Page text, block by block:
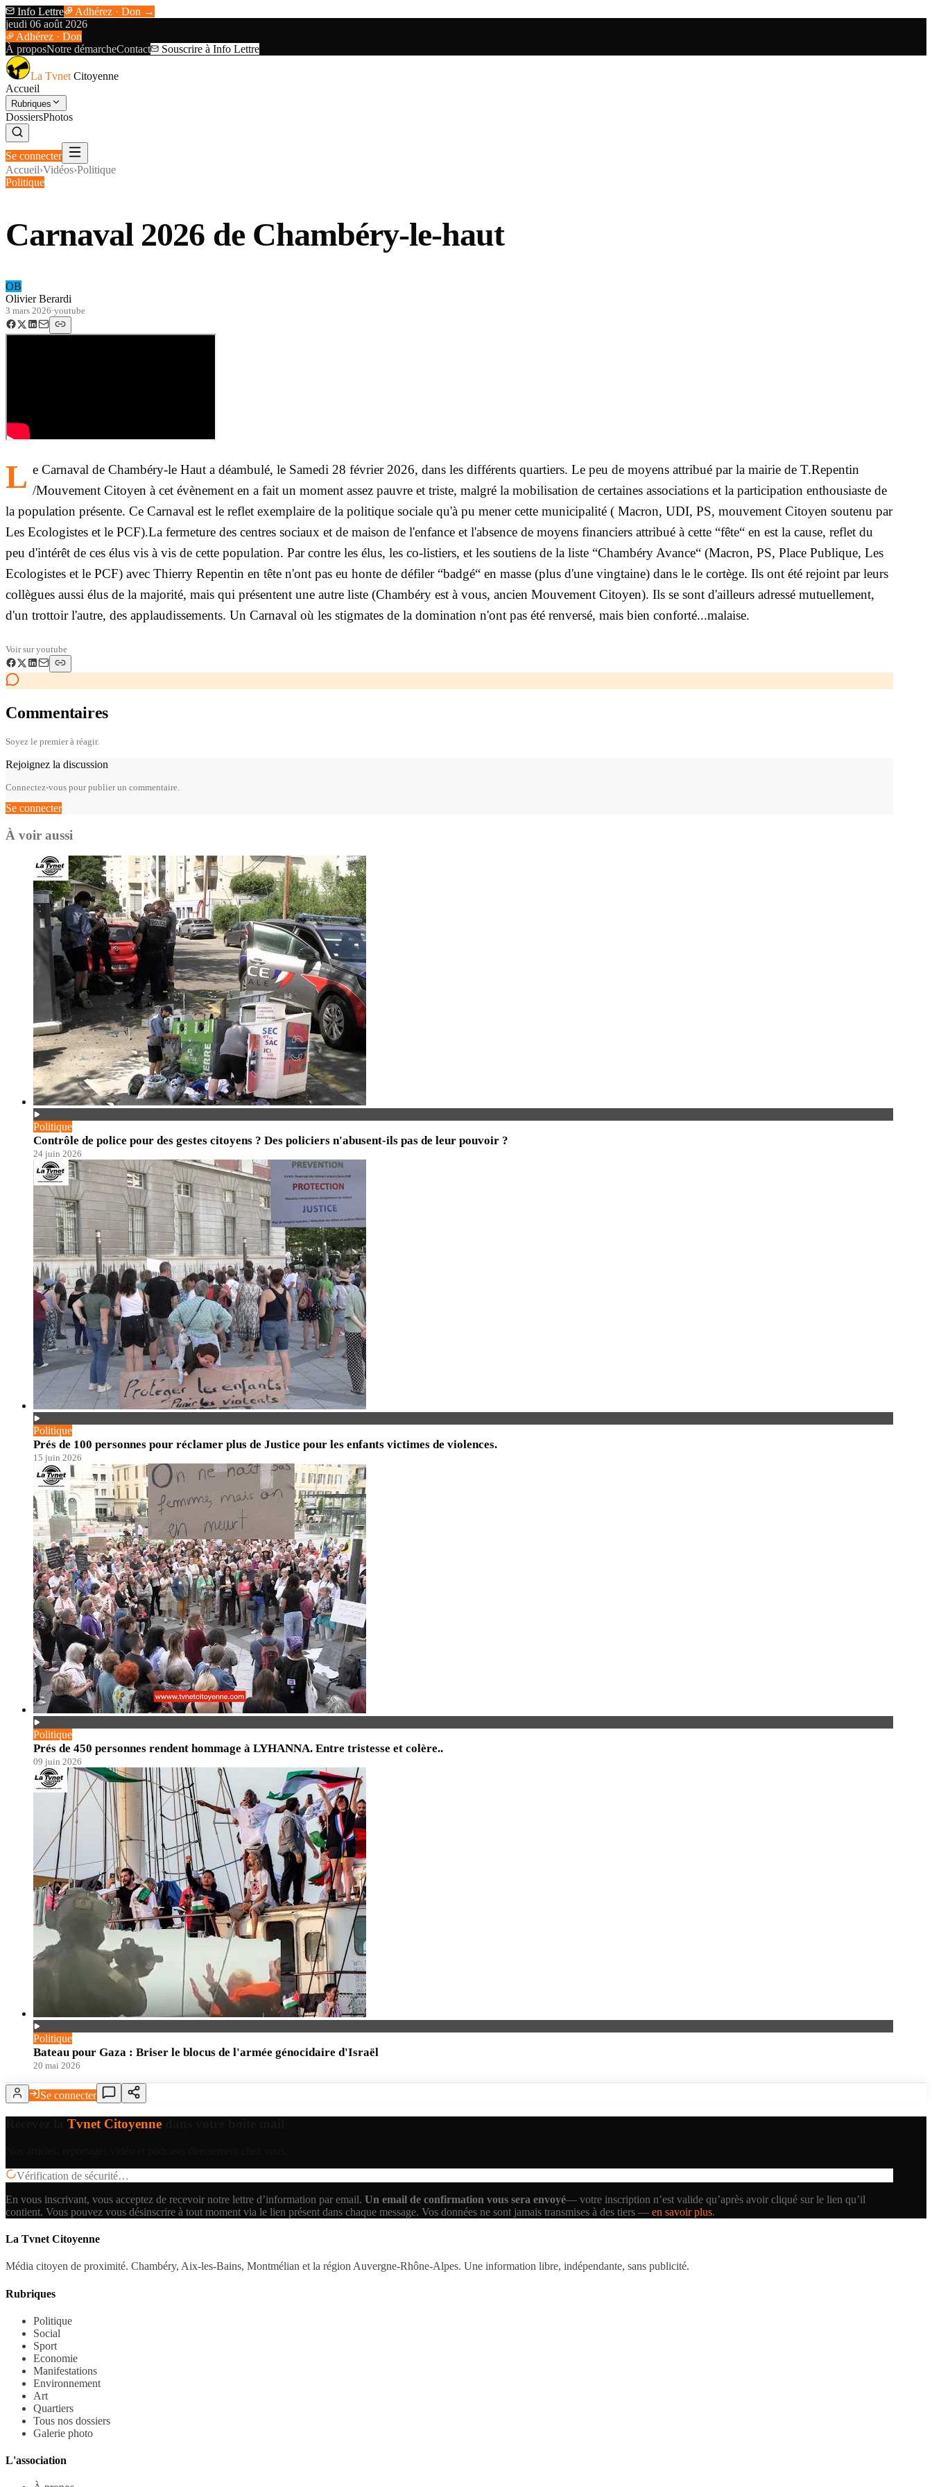
Info Lettre
Adhérez · Don →
jeudi 06 août 2026
Adhérez · Don
À proposNotre démarcheContact Souscrire à Info Lettre
La Tvnet Citoyenne
Accueil
Rubriques
DossiersPhotos
Se connecter
Accueil›Vidéos›Politique
Politique
Carnaval 2026 de Chambéry-le-haut
OB
Olivier Berardi
3 mars 2026·youtube
L e Carnaval de Chambéry-le Haut a déambulé, le Samedi 28 février 2026, dans les différents quartiers. Le peu de moyens attribué par la mairie de T.Repentin
/Mouvement Citoyen à cet évènement en a fait un moment assez pauvre et triste, malgré la mobilisation de certaines associations et la participation enthousiaste de
la population présente. Ce Carnaval est le reflet exemplaire de la politique sociale qu'à pu mener cette municipalité ( Macron, UDI, PS, mouvement Citoyen soutenu par
Les Ecologistes et le PCF).La fermeture des centres sociaux et de maison de l'enfance et l'absence de moyens financiers attribué à cette “fête“ en est la cause, reflet du
peu d'intérêt de ces élus vis à vis de cette population. Par contre les élus, les co-listiers, et les soutiens de la liste “Chambéry Avance“ (Macron, PS, Place Publique, Les
Ecologistes et le PCF) avec Thierry Repentin en tête n'ont pas eu honte de défiler “badgé“ en masse (plus d'une vingtaine) dans le le cortège. Ils ont été rejoint par leurs
collègues aussi élus de la majorité, mais qui présentent une autre liste (Chambéry est à vous, ancien Mouvement Citoyen). Ils se sont d'ailleurs adressé mutuellement,
d'un trottoir l'autre, des applaudissements. Un Carnaval où les stigmates de la domination n'ont pas été renversé, mais bien conforté...malaise.
Voir suryoutube
Commentaires
Soyez le premier à réagir.
Rejoignez la discussion
Connectez-vous pour publier un commentaire.
Se connecter
À voir aussi
Politique
Contrôle de police pour des gestes citoyens ? Des policiers n'abusent-ils pas de leur pouvoir ?
24 juin 2026
Politique
Prés de 100 personnes pour réclamer plus de Justice pour les enfants victimes de violences.
15 juin 2026
Politique
Prés de 450 personnes rendent hommage à LYHANNA. Entre tristesse et colère..
09 juin 2026
Politique
Bateau pour Gaza : Briser le blocus de l'armée génocidaire d'Israël
20 mai 2026
Se connecter
Tvnet Citoyenne
Vérification de sécurité…
En vous inscrivant, vous acceptez de recevoir notre lettre d’information par email. Un email de confirmation vous sera envoyé— votre inscription n’est valide qu’après avoir cliqué sur le lien qu’il
contient. Vous pouvez vous désinscrire à tout moment via le lien présent dans chaque message. Vos données ne sont jamais transmises à des tiers — en savoir plus.
La Tvnet Citoyenne
Média citoyen de proximité. Chambéry, Aix-les-Bains, Montmélian et la région Auvergne-Rhône-Alpes. Une information libre, indépendante, sans publicité.
Rubriques
Politique
Social
Sport
Economie
Manifestations
Environnement
Art
Quartiers
Tous nos dossiers
Galerie photo
L'association